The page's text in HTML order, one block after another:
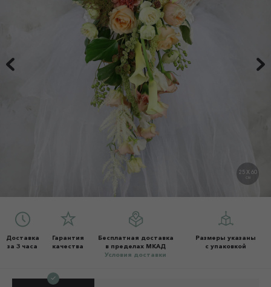
25 X 60
СМ
Доставка
за 3 часа
Гарантия
качества
Бесплатная доставка
в пределах МКАД
Условия доставки
Размеры указаны
с упаковкой